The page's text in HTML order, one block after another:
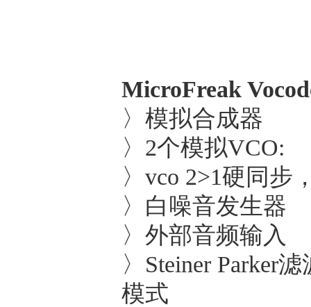
MicroFreak
〉模拟合成器
〉2个模拟VCO:
〉vco 2>1硬同步
〉白噪音发生器
〉外部音频输入
〉Steiner Parker
模式